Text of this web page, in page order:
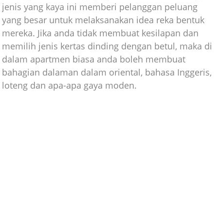
jenis yang kaya ini memberi pelanggan peluang
yang besar untuk melaksanakan idea reka bentuk
mereka. Jika anda tidak membuat kesilapan dan
memilih jenis kertas dinding dengan betul, maka di
dalam apartmen biasa anda boleh membuat
bahagian dalaman dalam oriental, bahasa Inggeris,
loteng dan apa-apa gaya moden.